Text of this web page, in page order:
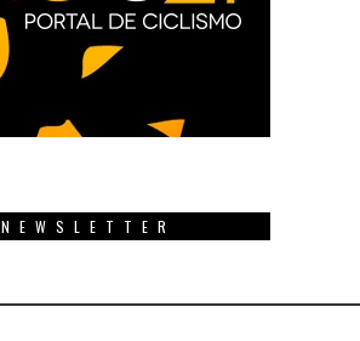
NEWSLETTER